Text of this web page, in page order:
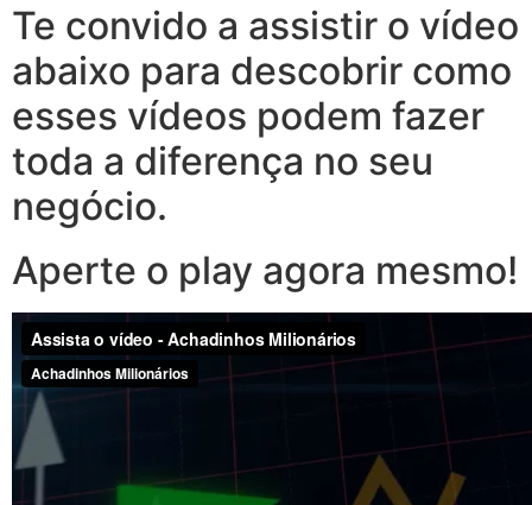
Te convido a assistir o vídeo
abaixo para descobrir como
esses vídeos podem fazer
toda a diferença no seu
negócio.
Aperte o play agora mesmo!